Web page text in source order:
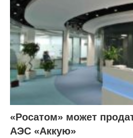
«Росатом» может
АЭС «Аккую»